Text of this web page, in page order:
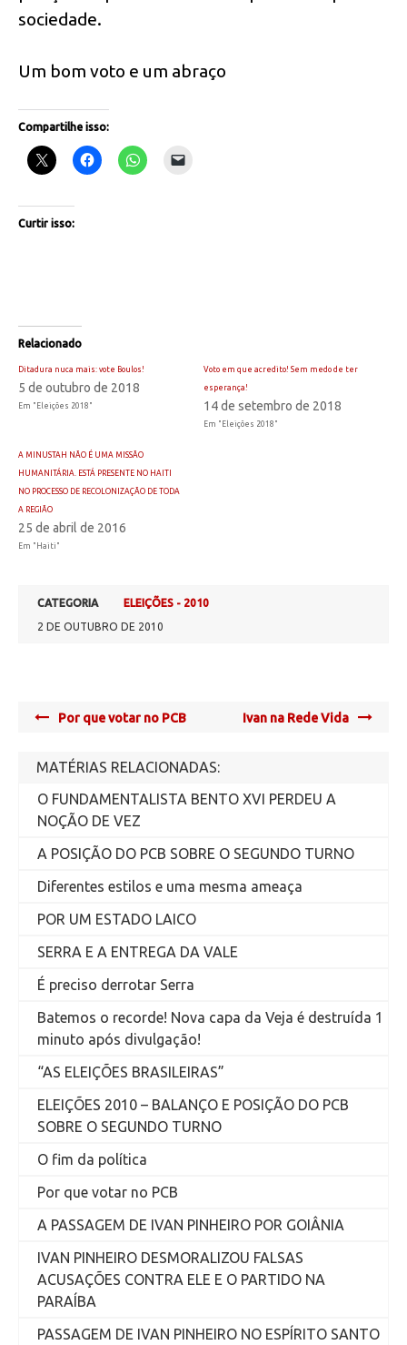
sociedade.
Um bom voto e um abraço
Compartilhe isso:
Curtir isso:
Relacionado
Ditadura nuca mais: vote Boulos!
5 de outubro de 2018
Em "Eleições 2018"
Voto em que acredito! Sem medo de ter
esperança!
14 de setembro de 2018
Em "Eleições 2018"
A MINUSTAH NÃO É UMA MISSÃO
HUMANITÁRIA. ESTÁ PRESENTE NO HAITI
NO PROCESSO DE RECOLONIZAÇÃO DE TODA
A REGIÃO
25 de abril de 2016
Em "Haiti"
CATEGORIA
ELEIÇÕES - 2010
2 DE OUTUBRO DE 2010
PostPor que votar no PCB Ivan na Rede Vida
MATÉRIAS RELACIONADAS:
O FUNDAMENTALISTA BENTO XVI PERDEU A
NOÇÃO DE VEZ
A POSIÇÃO DO PCB SOBRE O SEGUNDO TURNO
Diferentes estilos e uma mesma ameaça
POR UM ESTADO LAICO
SERRA E A ENTREGA DA VALE
É preciso derrotar Serra
Batemos o recorde! Nova capa da Veja é destruída 1
minuto após divulgação!
“AS ELEIÇÕES BRASILEIRAS”
ELEIÇÕES 2010 – BALANÇO E POSIÇÃO DO PCB
SOBRE O SEGUNDO TURNO
O fim da política
Por que votar no PCB
A PASSAGEM DE IVAN PINHEIRO POR GOIÂNIA
IVAN PINHEIRO DESMORALIZOU FALSAS
ACUSAÇÕES CONTRA ELE E O PARTIDO NA
PARAÍBA
PASSAGEM DE IVAN PINHEIRO NO ESPÍRITO SANTO